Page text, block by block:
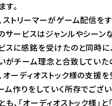
す。
ストリーマーがゲーム配信を
サービスはジャンルやシー
スに感銘を受けたのと同時に
がチーム理念と合致していた
オーディオストック様の支援
ム作りをしていく所存でござい
も、「オーディオストック様」